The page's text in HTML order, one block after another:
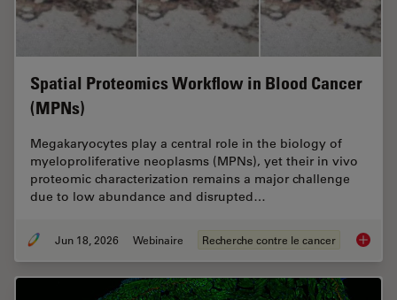
Spatial Proteomics Workflow in Blood Cancer
(MPNs)
Megakaryocytes play a central role in the biology of
myeloproliferative neoplasms (MPNs), yet their in vivo
proteomic characterization remains a major challenge
due to low abundance and disrupted…
Jun 18, 2026 Webinaire Recherche contre le cancer Spatial